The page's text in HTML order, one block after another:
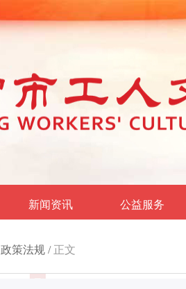
新闻资讯 公益服务
政策法规 / 正文